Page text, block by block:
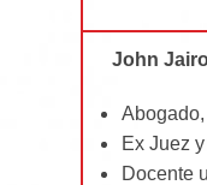
John
Ex Juez
Docente